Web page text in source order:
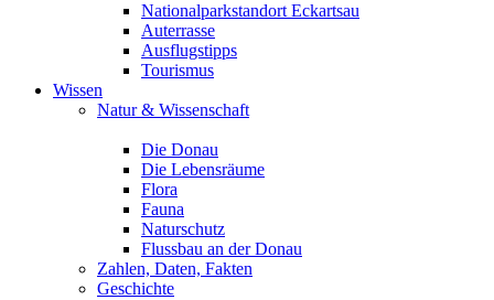
Nationalparkstandort Eckartsau
Auterrasse
Ausflugstipps
Tourismus
Wissen
Natur & Wissenschaft
Die Donau
Die Lebensräume
Flora
Fauna
Naturschutz
Flussbau an der Donau
Zahlen, Daten, Fakten
Geschichte